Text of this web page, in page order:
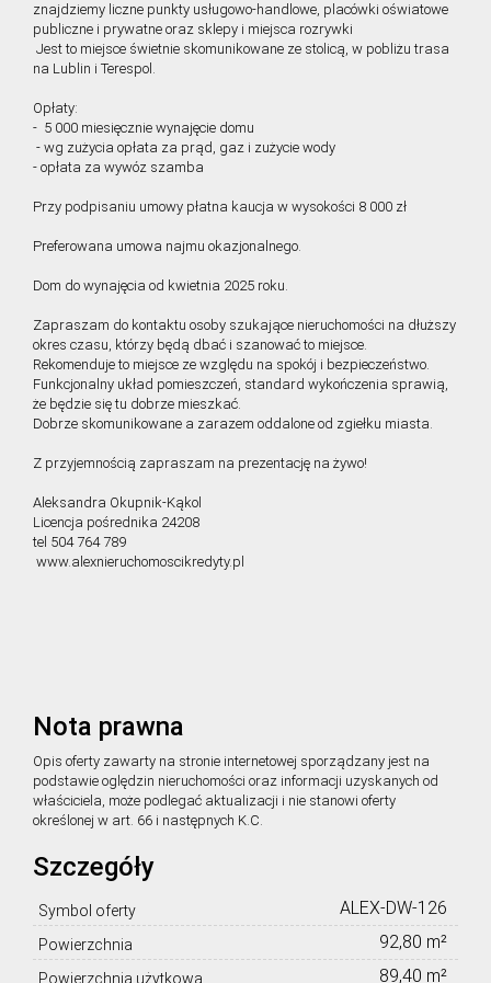
znajdziemy liczne punkty usługowo-handlowe, placówki oświatowe
publiczne i prywatne oraz sklepy i miejsca rozrywki
Jest to miejsce świetnie skomunikowane ze stolicą, w pobliżu trasa
na Lublin i Terespol.
Opłaty:
- 5 000 miesięcznie wynajęcie domu
- wg zużycia opłata za prąd, gaz i zużycie wody
- opłata za wywóz szamba
Przy podpisaniu umowy płatna kaucja w wysokości 8 000 zł
Preferowana umowa najmu okazjonalnego.
Dom do wynajęcia od kwietnia 2025 roku.
Zapraszam do kontaktu osoby szukające nieruchomości na dłuższy
okres czasu, którzy będą dbać i szanować to miejsce.
Rekomenduje to miejsce ze względu na spokój i bezpieczeństwo.
Funkcjonalny układ pomieszczeń, standard wykończenia sprawią,
że będzie się tu dobrze mieszkać.
Dobrze skomunikowane a zarazem oddalone od zgiełku miasta.
Z przyjemnością zapraszam na prezentację na żywo!
Aleksandra Okupnik-Kąkol
Licencja pośrednika 24208
tel 504 764 789
www.alexnieruchomoscikredyty.pl
Nota prawna
Opis oferty zawarty na stronie internetowej sporządzany jest na
podstawie oględzin nieruchomości oraz informacji uzyskanych od
właściciela, może podlegać aktualizacji i nie stanowi oferty
określonej w art. 66 i następnych K.C.
Szczegóły
Symbol oferty ALEX-DW-126
Powierzchnia 92,80 m²
Powierzchnia użytkowa 89,40 m²